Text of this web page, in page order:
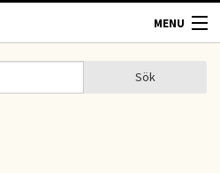
MENU
Sök